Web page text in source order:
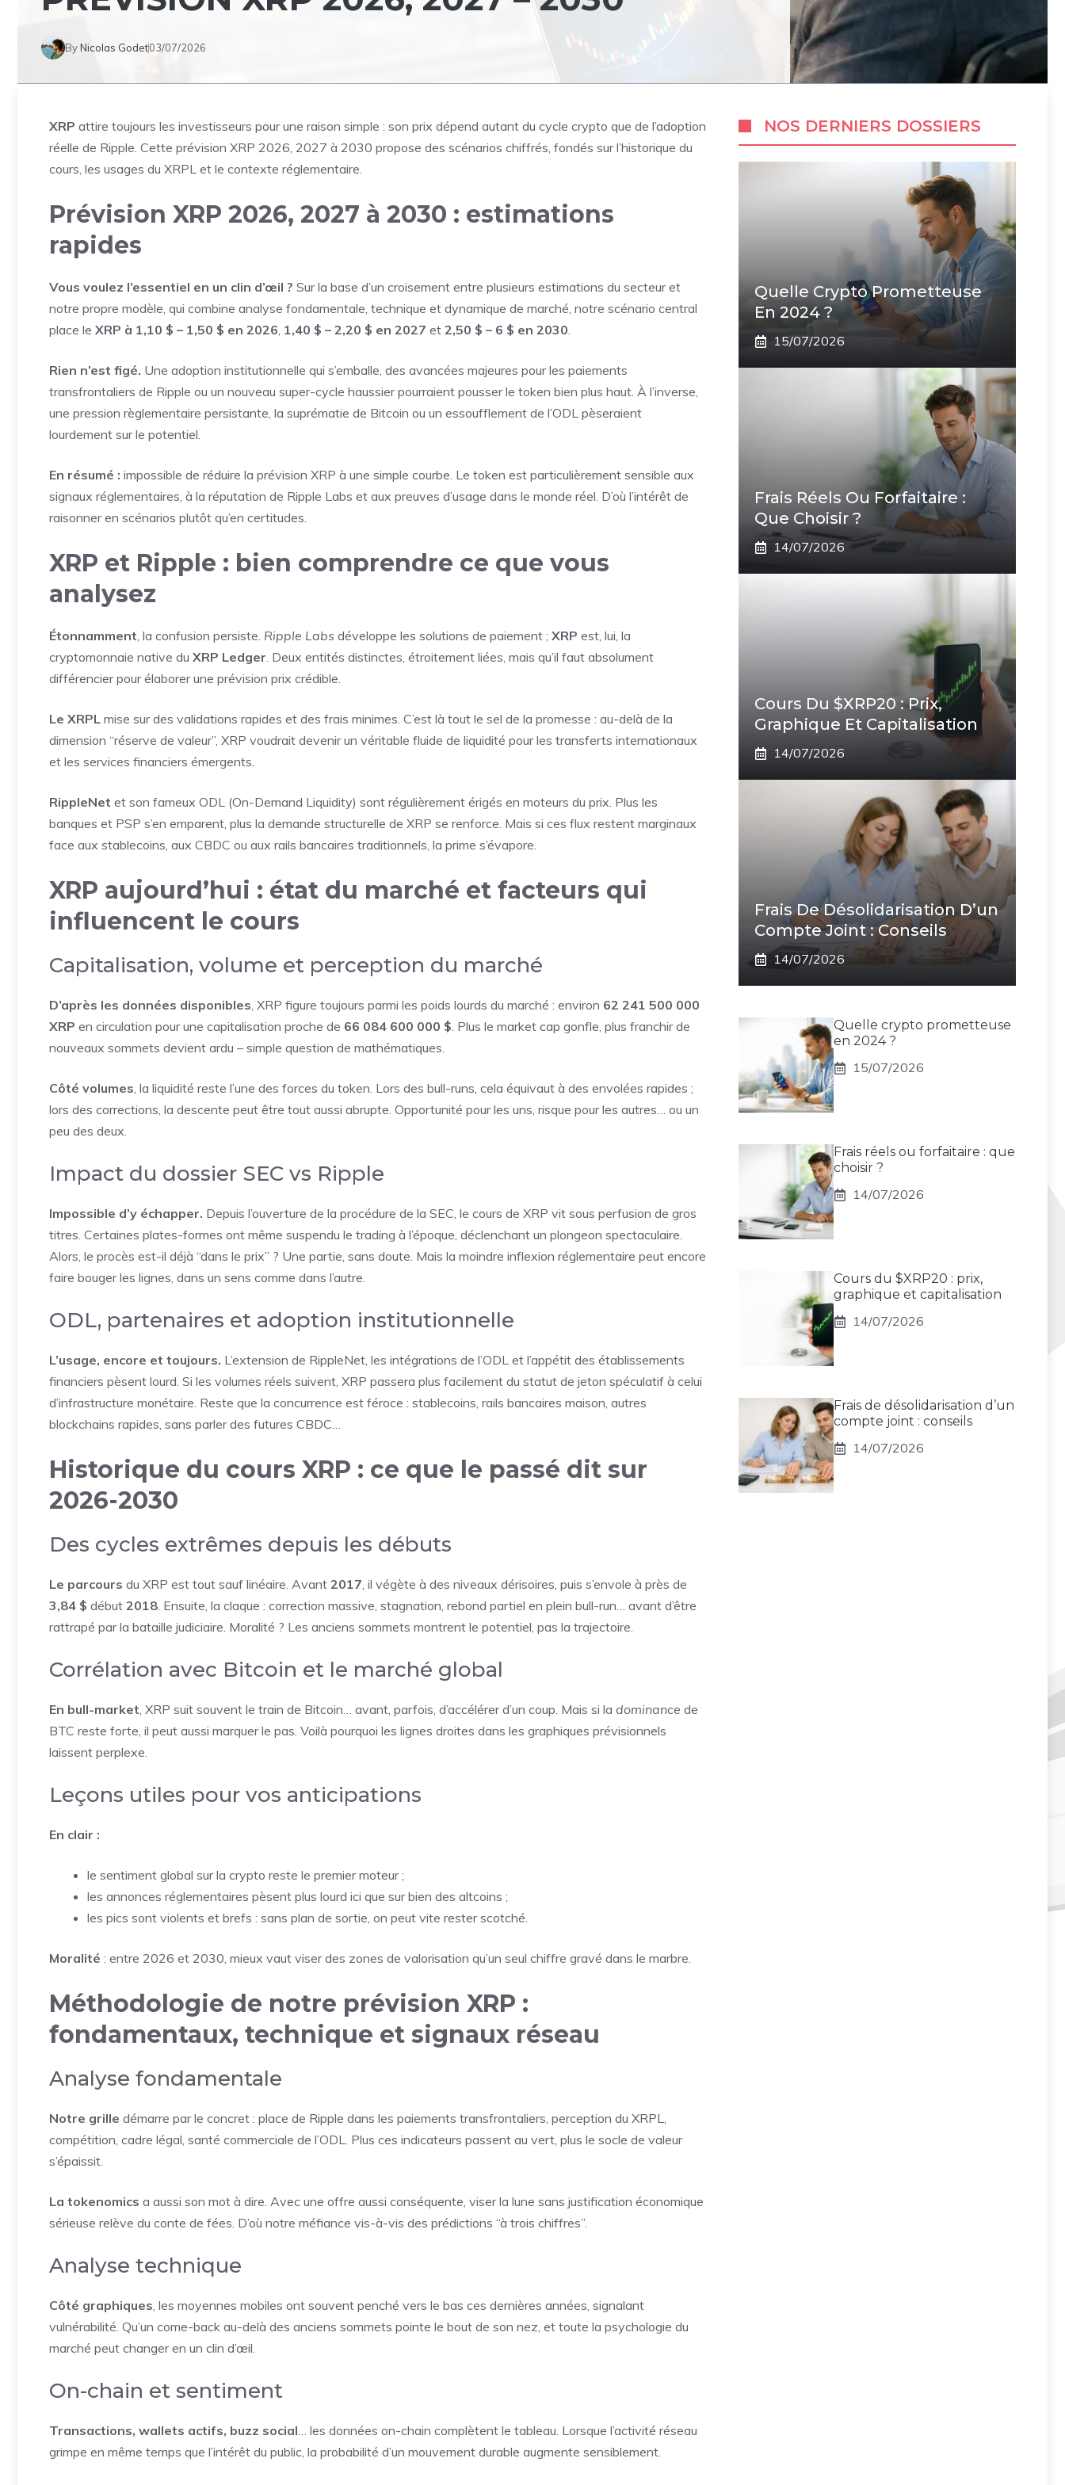
ByNicolas Godet03/07/2026
XRP attire toujours les investisseurs pour une raison simple : son prix dépend autant du cycle crypto que de l’adoption
réelle de Ripple. Cette prévision XRP 2026, 2027 à 2030 propose des scénarios chiffrés, fondés sur l’historique du
cours, les usages du XRPL et le contexte réglementaire.
Prévision XRP 2026, 2027 à 2030 : estimations
rapides
Vous voulez l’essentiel en un clin d’œil ? Sur la base d’un croisement entre plusieurs estimations du secteur et
notre propre modèle, qui combine analyse fondamentale, technique et dynamique de marché, notre scénario central
place le XRP à 1,10 $ – 1,50 $ en 2026, 1,40 $ – 2,20 $ en 2027 et 2,50 $ – 6 $ en 2030.
Rien n’est figé. Une adoption institutionnelle qui s’emballe, des avancées majeures pour les paiements
transfrontaliers de Ripple ou un nouveau super-cycle haussier pourraient pousser le token bien plus haut. À l’inverse,
une pression règlementaire persistante, la suprématie de Bitcoin ou un essoufflement de l’ODL pèseraient
lourdement sur le potentiel.
En résumé : impossible de réduire la prévision XRP à une simple courbe. Le token est particulièrement sensible aux
signaux réglementaires, à la réputation de Ripple Labs et aux preuves d’usage dans le monde réel. D’où l’intérêt de
raisonner en scénarios plutôt qu’en certitudes.
XRP et Ripple : bien comprendre ce que vous
analysez
Étonnamment, la confusion persiste. Ripple Labs développe les solutions de paiement ; XRP est, lui, la
cryptomonnaie native du XRP Ledger. Deux entités distinctes, étroitement liées, mais qu’il faut absolument
différencier pour élaborer une prévision prix crédible.
Le XRPL mise sur des validations rapides et des frais minimes. C’est là tout le sel de la promesse : au-delà de la
dimension “réserve de valeur”, XRP voudrait devenir un véritable fluide de liquidité pour les transferts internationaux
et les services financiers émergents.
RippleNet et son fameux ODL (On-Demand Liquidity) sont régulièrement érigés en moteurs du prix. Plus les
banques et PSP s’en emparent, plus la demande structurelle de XRP se renforce. Mais si ces flux restent marginaux
face aux stablecoins, aux CBDC ou aux rails bancaires traditionnels, la prime s’évapore.
XRP aujourd’hui : état du marché et facteurs qui
influencent le cours
Capitalisation, volume et perception du marché
D’après les données disponibles, XRP figure toujours parmi les poids lourds du marché : environ 62 241 500 000
XRP en circulation pour une capitalisation proche de 66 084 600 000 $. Plus le market cap gonfle, plus franchir de
nouveaux sommets devient ardu – simple question de mathématiques.
Côté volumes, la liquidité reste l’une des forces du token. Lors des bull-runs, cela équivaut à des envolées rapides ;
lors des corrections, la descente peut être tout aussi abrupte. Opportunité pour les uns, risque pour les autres… ou un
peu des deux.
Impact du dossier SEC vs Ripple
Impossible d’y échapper. Depuis l’ouverture de la procédure de la SEC, le cours de XRP vit sous perfusion de gros
titres. Certaines plates-formes ont même suspendu le trading à l’époque, déclenchant un plongeon spectaculaire.
Alors, le procès est-il déjà “dans le prix” ? Une partie, sans doute. Mais la moindre inflexion réglementaire peut encore
faire bouger les lignes, dans un sens comme dans l’autre.
ODL, partenaires et adoption institutionnelle
L’usage, encore et toujours. L’extension de RippleNet, les intégrations de l’ODL et l’appétit des établissements
financiers pèsent lourd. Si les volumes réels suivent, XRP passera plus facilement du statut de jeton spéculatif à celui
d’infrastructure monétaire. Reste que la concurrence est féroce : stablecoins, rails bancaires maison, autres
blockchains rapides, sans parler des futures CBDC…
Historique du cours XRP : ce que le passé dit sur
2026-2030
Des cycles extrêmes depuis les débuts
Le parcours du XRP est tout sauf linéaire. Avant 2017, il végète à des niveaux dérisoires, puis s’envole à près de
3,84 $ début 2018. Ensuite, la claque : correction massive, stagnation, rebond partiel en plein bull-run… avant d’être
rattrapé par la bataille judiciaire. Moralité ? Les anciens sommets montrent le potentiel, pas la trajectoire.
Corrélation avec Bitcoin et le marché global
En bull-market, XRP suit souvent le train de Bitcoin… avant, parfois, d’accélérer d’un coup. Mais si la dominance de
BTC reste forte, il peut aussi marquer le pas. Voilà pourquoi les lignes droites dans les graphiques prévisionnels
laissent perplexe.
Leçons utiles pour vos anticipations
En clair :
le sentiment global sur la crypto reste le premier moteur ;
les annonces réglementaires pèsent plus lourd ici que sur bien des altcoins ;
les pics sont violents et brefs : sans plan de sortie, on peut vite rester scotché.
Moralité : entre 2026 et 2030, mieux vaut viser des zones de valorisation qu’un seul chiffre gravé dans le marbre.
Méthodologie de notre prévision XRP :
fondamentaux, technique et signaux réseau
Analyse fondamentale
Notre grille démarre par le concret : place de Ripple dans les paiements transfrontaliers, perception du XRPL,
compétition, cadre légal, santé commerciale de l’ODL. Plus ces indicateurs passent au vert, plus le socle de valeur
s’épaissit.
La tokenomics a aussi son mot à dire. Avec une offre aussi conséquente, viser la lune sans justification économique
sérieuse relève du conte de fées. D’où notre méfiance vis-à-vis des prédictions “à trois chiffres”.
Analyse technique
Côté graphiques, les moyennes mobiles ont souvent penché vers le bas ces dernières années, signalant
vulnérabilité. Qu’un come-back au-delà des anciens sommets pointe le bout de son nez, et toute la psychologie du
marché peut changer en un clin d’œil.
On-chain et sentiment
Transactions, wallets actifs, buzz social… les données on-chain complètent le tableau. Lorsque l’activité réseau
grimpe en même temps que l’intérêt du public, la probabilité d’un mouvement durable augmente sensiblement.
NOS DERNIERS DOSSIERS
Quelle Crypto Prometteuse
En 2024 ?
15/07/2026
Frais Réels Ou Forfaitaire :
Que Choisir ?
14/07/2026
Cours Du $XRP20 : Prix,
Graphique Et Capitalisation
14/07/2026
Frais De Désolidarisation D’un
Compte Joint : Conseils
14/07/2026
Quelle crypto prometteuse
en 2024 ?
15/07/2026
Frais réels ou forfaitaire : que
choisir ?
14/07/2026
Cours du $XRP20 : prix,
graphique et capitalisation
14/07/2026
Frais de désolidarisation d’un
compte joint : conseils
14/07/2026